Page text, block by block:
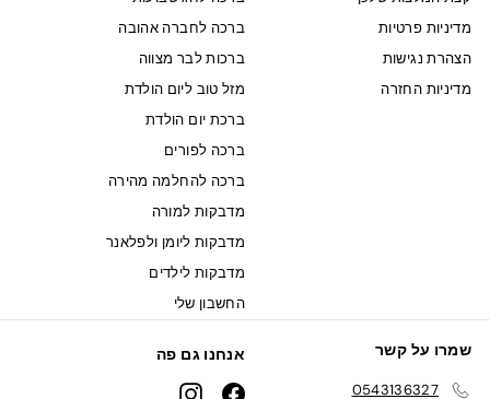
מדיניות פרטיות
הצהרת נגישות
מדיניות החזרה
ברכה לחברה אהובה
ברכות לבר מצווה
מזל טוב ליום הולדת
ברכת יום הולדת
ברכה לפורים
ברכה להחלמה מהירה
מדבקות למורה
מדבקות ליומן ולפלאנר
מדבקות לילדים
החשבון שלי
שמרו על קשר
0543136327
אנחנו גם פה
Facebook
Instagram